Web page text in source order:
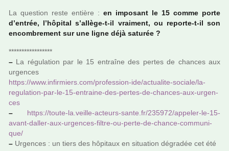
La ques­tion reste entière : en impo­sant le 15 comme porte
d’entrée, l’hôpi­tal s’allège-t-il vrai­ment, ou reporte-t-il son
encom­bre­ment sur une ligne déjà satu­rée ?
*****************
– La régu­la­tion par le 15 entraîne des pertes de chan­ces aux
urgen­ces
https://www.infir­miers.com/pro­fes­sion-ide/actua­lite-sociale/la-
regu­la­tion-par-le-15-entraine-des-pertes-de-chan­ces-aux-urgen­
ces
–
https://toute-la.veille-acteurs-sante.fr/235972/appe­ler-le-15-
avant-daller-aux-urgen­ces-filtre-ou-perte-de-chance-com­mu­ni­
que/
– Urgences : un tiers des hôpi­taux en situa­tion dégra­dée cet été